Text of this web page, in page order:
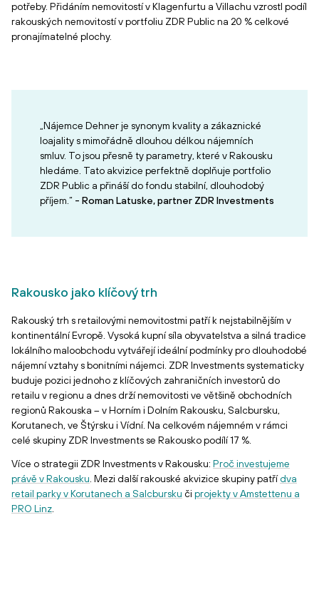
potřeby. Přidáním nemovitostí v Klagenfurtu a Villachu vzrostl podíl
rakouských nemovitostí v portfoliu ZDR Public na 20 % celkové
pronajímatelné plochy.
„Nájemce Dehner je synonym kvality a zákaznické
loajality s mimořádně dlouhou délkou nájemních
smluv. To jsou přesně ty parametry, které v Rakousku
hledáme. Tato akvizice perfektně doplňuje portfolio
ZDR Public a přináší do fondu stabilní, dlouhodobý
příjem.“ - Roman Latuske, partner ZDR Investments
Rakousko jako klíčový trh
Rakouský trh s retailovými nemovitostmi patří k nejstabilnějším v
kontinentální Evropě. Vysoká kupní síla obyvatelstva a silná tradice
lokálního maloobchodu vytvářejí ideální podmínky pro dlouhodobé
nájemní vztahy s bonitními nájemci. ZDR Investments systematicky
buduje pozici jednoho z klíčových zahraničních investorů do
retailu v regionu a dnes drží nemovitosti ve většině obchodních
regionů Rakouska – v Horním i Dolním Rakousku, Salcbursku,
Korutanech, ve Štýrsku i Vídní. Na celkovém nájemném v rámci
celé skupiny ZDR Investments se Rakousko podílí 17 %.
Více o strategii ZDR Investments v Rakousku: Proč investujeme
právě v Rakousku . Mezi další rakouské akvizice skupiny patřídva
retail parky v Korutanech a Salcbursku či projekty v Amstettenu a
PRO Linz